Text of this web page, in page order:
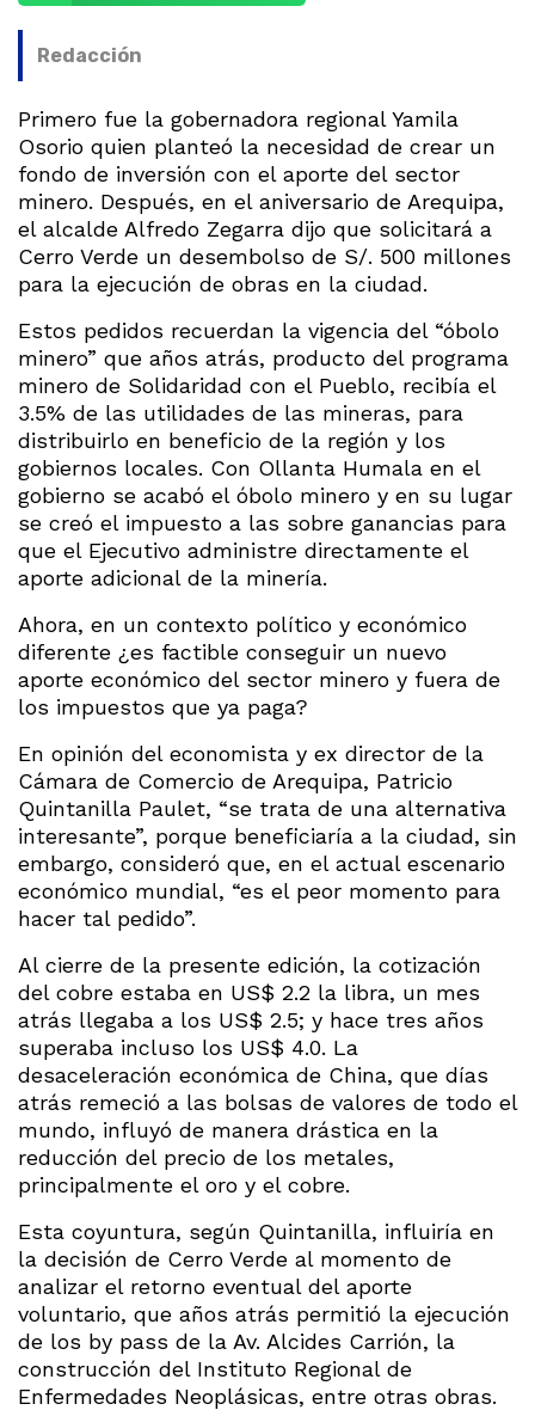
Redacción
Primero fue la gobernadora regional Yamila
Osorio quien planteó la necesidad de crear un
fondo de inversión con el aporte del sector
minero. Después, en el aniversario de Arequipa,
el alcalde Alfredo Zegarra dijo que solicitará a
Cerro Verde un desembolso de S/. 500 millones
para la ejecución de obras en la ciudad.
Estos pedidos recuerdan la vigencia del “óbolo
minero” que años atrás, producto del programa
minero de Solidaridad con el Pueblo, recibía el
3.5% de las utilidades de las mineras, para
distribuirlo en beneficio de la región y los
gobiernos locales. Con Ollanta Humala en el
gobierno se acabó el óbolo minero y en su lugar
se creó el impuesto a las sobre ganancias para
que el Ejecutivo administre directamente el
aporte adicional de la minería.
Ahora, en un contexto político y económico
diferente ¿es factible conseguir un nuevo
aporte económico del sector minero y fuera de
los impuestos que ya paga?
En opinión del economista y ex director de la
Cámara de Comercio de Arequipa, Patricio
Quintanilla Paulet, “se trata de una alternativa
interesante”, porque beneficiaría a la ciudad, sin
embargo, consideró que, en el actual escenario
económico mundial, “es el peor momento para
hacer tal pedido”.
Al cierre de la presente edición, la cotización
del cobre estaba en US$ 2.2 la libra, un mes
atrás llegaba a los US$ 2.5; y hace tres años
superaba incluso los US$ 4.0. La
desaceleración económica de China, que días
atrás remeció a las bolsas de valores de todo el
mundo, influyó de manera drástica en la
reducción del precio de los metales,
principalmente el oro y el cobre.
Esta coyuntura, según Quintanilla, influiría en
la decisión de Cerro Verde al momento de
analizar el retorno eventual del aporte
voluntario, que años atrás permitió la ejecución
de los by pass de la Av. Alcides Carrión, la
construcción del Instituto Regional de
Enfermedades Neoplásicas, entre otras obras.